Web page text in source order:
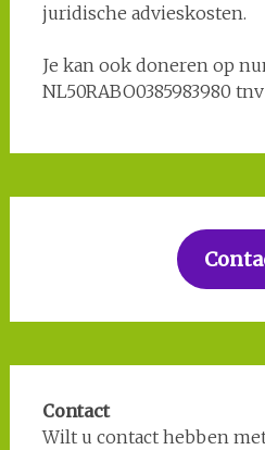
juridische advieskosten.
Je kan ook doneren op
NL50RABO0385983980
Contact
Wilt u contact hebben